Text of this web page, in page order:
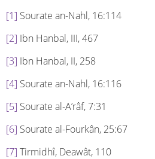
[1] Sourate an-Nahl, 16:114
[2] Ibn Hanbal, III, 467
[3] Ibn Hanbal, II, 258
[4] Sourate an-Nahl, 16:116
[5] Sourate al-A’râf, 7:31
[6] Sourate al-Fourkân, 25:67
[7] Tirmidhî, Deawât, 110